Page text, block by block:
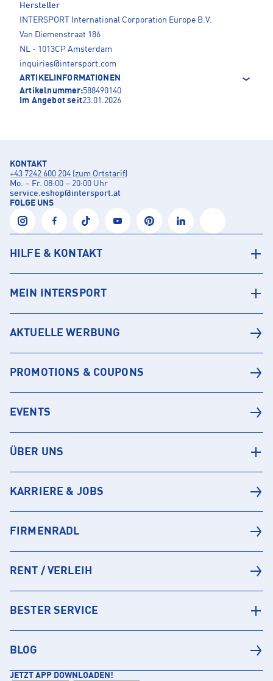
Hersteller
INTERSPORT International Corporation Europe B.V.
Van Diemenstraat 186
NL - 1013CP Amsterdam
inquiries@intersport.com
ARTIKELINFORMATIONEN
Artikelnummer:588490140
Im Angebot seit23.01.2026
KONTAKT
+43 7242 600 204 (zum Ortstarif)
Mo. – Fr. 08:00 – 20:00 Uhr
service.eshop@intersport.at
FOLGE UNS
HILFE & KONTAKT
MEIN INTERSPORT
AKTUELLE WERBUNG
PROMOTIONS & COUPONS
EVENTS
ÜBER UNS
KARRIERE & JOBS
FIRMENRADL
RENT / VERLEIH
BESTER SERVICE
BLOG
JETZT APP DOWNLOADEN!